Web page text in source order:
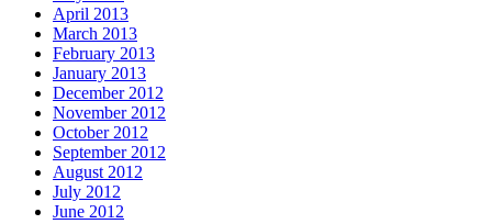
April 2013
March 2013
February 2013
January 2013
December 2012
November 2012
October 2012
September 2012
August 2012
July 2012
June 2012